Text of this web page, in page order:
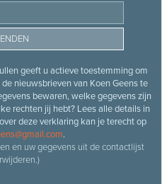
geeft u actieve toestemming om
nieuwsbrieven van Koen Geens te
bewaren, welke gegevens zijn
rechten jij hebt? Lees alle details in
deze verklaring kan je terecht op
.
en uw gegevens uit de contactlijst